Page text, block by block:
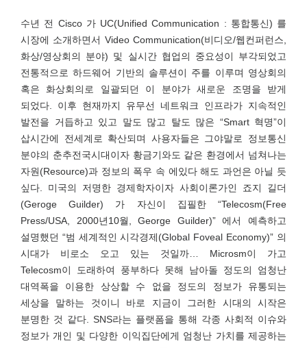
수년 전 Cisco 가 UC(Unified Communication : 통합통신) 를
시장에 소개하면서 Video Communication(비디오/웹컨퍼런스,
화상/영상회의 분야) 및 실시간 협업의 중요성이 부각되었고
전통적으로 하드웨어 기반의 솔루션이 주를 이루며 영상회의
혹은 화상회의로 일괄되던 이 분야가 새로운 조명을 받게
되었다. 이후 현재까지 유무선 네트워크 인프라가 지속적인
발전을 거듭하고 있고 말도 많고 탈도 많은 “Smart 혁명”이
삽시간에 전세계로 확산되며 사용자들은 그야말로 정보통신
분야의 춘추전국시대이자 황금기와도 같은 환경에서 넘쳐나는
자원(Resource)과 정보의 폭우 속 에있다 해도 과언은 아닐 듯
싶다. 미국의 저명한 경제학자이자 사회이론가인 죠지 길더
(Geroge Guilder) 가 자신이 집필한 “Telecosm(Free
Press/USA, 2000년10월, George Guilder)” 에서 예측하고
설명했던 “범 세계적인 시각경제(Global Foveal Economy)” 의
시대가 비로소 오고 있는 것일까… Microsm이 가고
Telecosm이 도래하여 풍부하다 못해 남아돌 정도의 엄청난
대역폭을 이용한 상상할 수 없을 정도의 정보가 유통되는
세상을 말하는 것이니 바로 지금이 그러한 시대의 시작은
분명한 것 같다. SNS라는 플랫폼을 통해 각종 사회적 이슈와
정보가 개인 및 다양한 이익집단에게 엄청난 가치를 제공하는